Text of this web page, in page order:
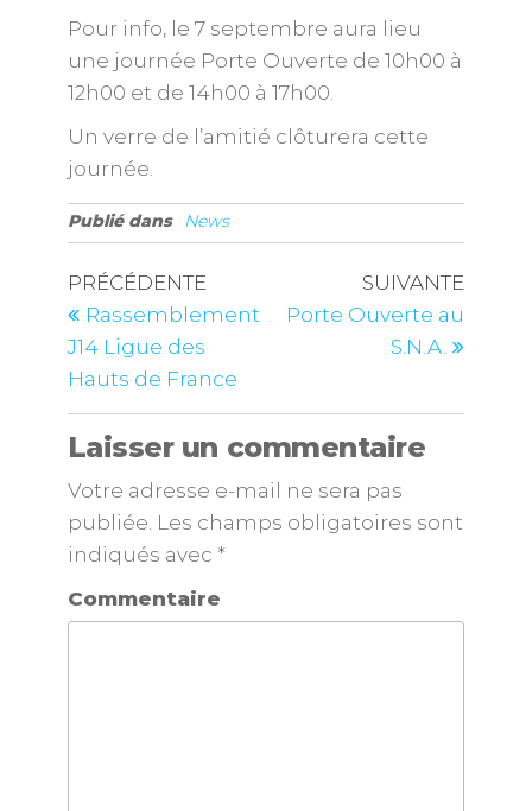
Pour info, le 7 septembre aura lieu
une journée Porte Ouverte de 10h00 à
12h00 et de 14h00 à 17h00.
Un verre de l’amitié clôturera cette
journée.
Publié dans News
PRÉCÉDENTE
Rassemblement
J14 Ligue des
Hauts de France
SUIVANTE
Porte Ouverte au
S.N.A.
Laisser un commentaire
Votre adresse e-mail ne sera pas
publiée. Les champs obligatoires sont
indiqués avec *
Commentaire